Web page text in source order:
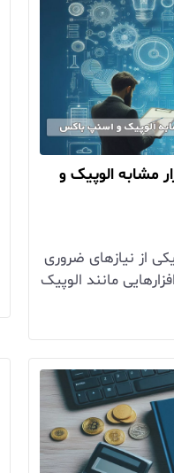
مشابه الوپیک و
از نیازهای ضروری
مانند الوپیک